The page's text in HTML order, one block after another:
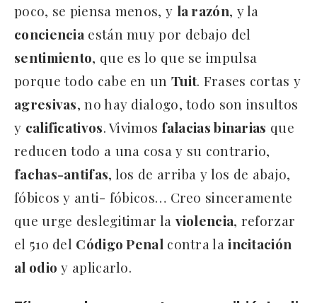
poco, se piensa menos, y la razón, y la
conciencia están muy por debajo del
sentimiento, que es lo que se impulsa
porque todo cabe en un Tuit. Frases cortas y
agresivas, no hay dialogo, todo son insultos
y calificativos. Vivimos falacias binarias que
reducen todo a una cosa y su contrario,
fachas-antifas, los de arriba y los de abajo,
fóbicos y anti- fóbicos… Creo sinceramente
que urge deslegitimar la violencia, reforzar
el 510 del Código Penal contra laincitación
al odio y aplicarlo.